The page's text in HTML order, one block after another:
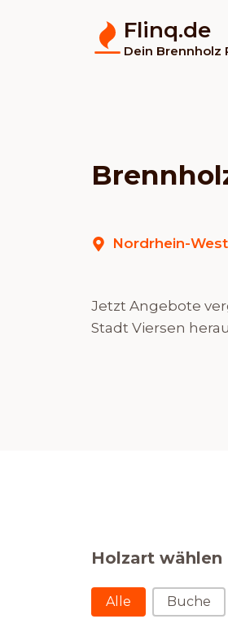
Flinq.de
Dein Brennholz
Nordrhein-
Jetzt Angebote
Stadt Viersen
Holzart wählen
Holzart wählen
Alle Buche